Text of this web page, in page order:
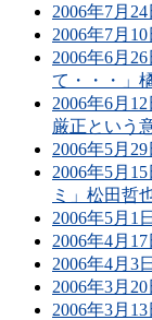
2006年7月
2006年7月
2006年6月
て・・・」
2006年6月
厳正という
2006年5月
2006年5月
ミ」松田哲
2006年5月1
2006年4月
2006年4月3
2006年3月
2006年3月